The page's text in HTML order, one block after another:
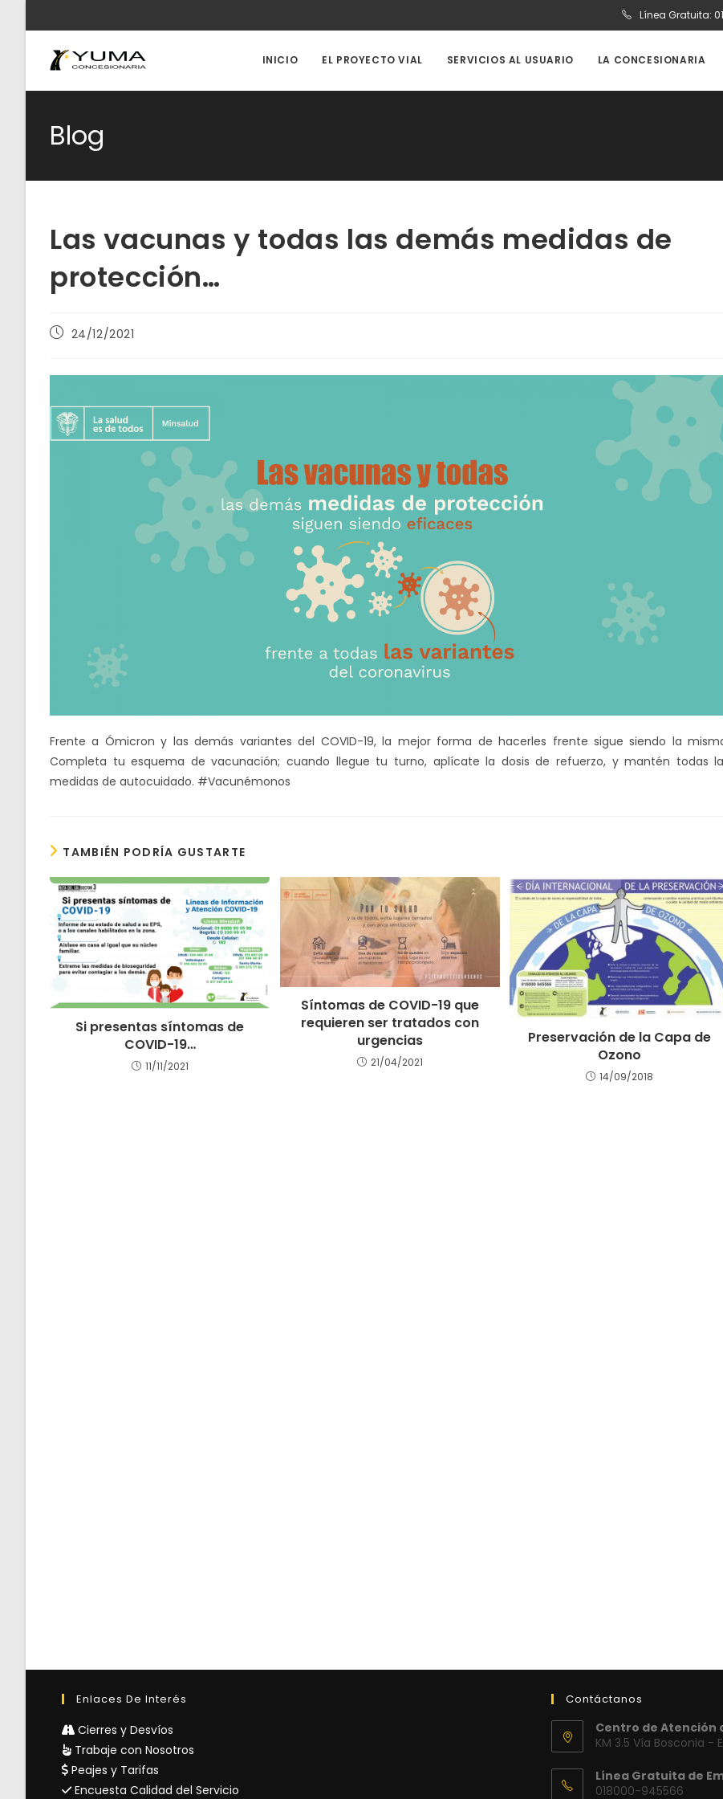
contenido
Línea Gratuita:
INICIO EL PROYECTO VIAL SERVICIOS AL USUARIO LA CONCESIONARIA
Blog
Las vacunas y todas las demás medidas de
protección…
Publicación
entrada:
24/12/2021
Frente a Ómicron y las demás variantes del COVID-19, la mejor forma de hacerles frente sigue siendo la
Completa tu esquema de vacunación; cuando llegue tu turno, aplícate la dosis de refuerzo, y mantén todas
medidas de autocuidado. #Vacunémonos
TAMBIÉN PODRÍA GUSTARTE
Si presentas síntomas de
COVID-19…
11/11/2021
Síntomas de COVID-19 que
requieren ser tratados con
urgencias
21/04/2021
Preservación de la Capa de
Ozono
14/09/2018
Enlaces De Interés
Cierres y Desvíos
Trabaje con Nosotros
Peajes y Tarifas
Encuesta Calidad del Servicio
Contáctanos
Centro de Atención
KM 3.5 Vía Bosconia -
Línea Gratuita de
018000-945566